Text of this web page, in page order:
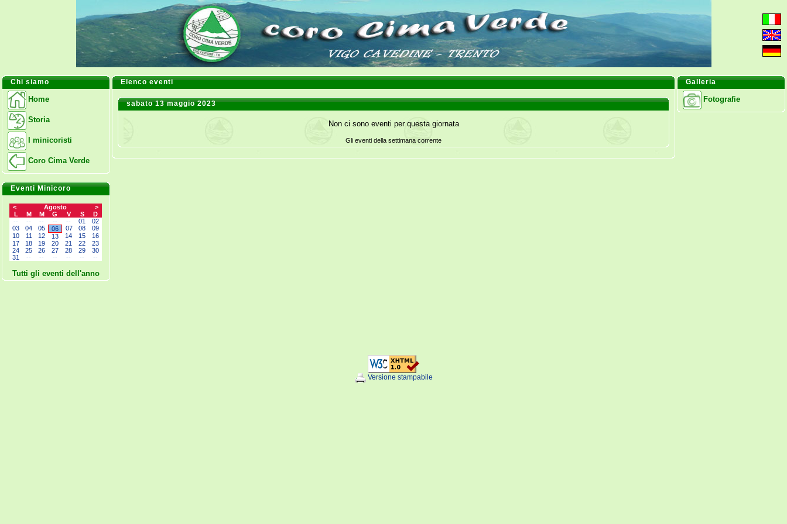
Chi siamo
Home
Storia
I minicoristi
Coro Cima Verde
Eventi Minicoro
< Agosto
>
L
M M G V S
D
01
02
03
04 05 06 07 08
09
10
11 12 13 14 15
16
17
18 19 20 21 22
23
24
25 26 27 28 29
30
31
Tutti gli eventi dell'anno
Elenco eventi
sabato 13 maggio 2023
Non ci sono eventi per questa giornata
Gli eventi della settimana corrente
Galleria
Fotografie
Versione stampabile